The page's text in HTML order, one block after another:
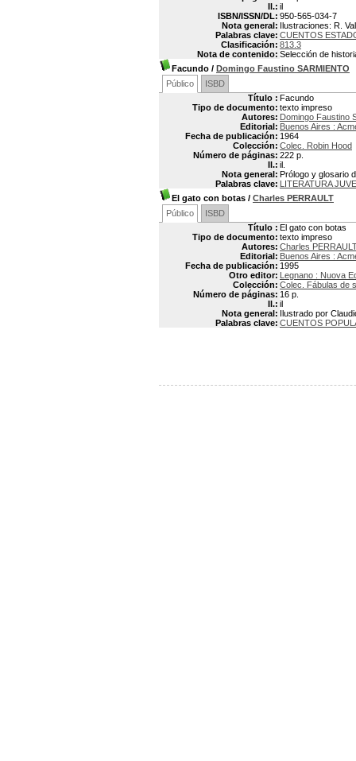
Il.: il
ISBN/ISSN/DL: 950-565-034-7
Nota general: Ilustraciones: R.
Palabras clave: CUENTOS
Clasificación: 813.3
Nota de contenido: Selección de
Facundo / Domingo Faustino SARMIENTO
Público
ISBD
Título : Facundo
Tipo de documento: texto impreso
Autores: Domingo Faustino
Editorial: Buenos Aires :
Fecha de publicación: 1964
Colección: Colec. Robin Hood
Número de páginas: 222 p.
Il.: il.
Nota general: Prólogo y glosario
Palabras clave: LITERATURA
El gato con botas / Charles PERRAULT
Público
ISBD
Título : El gato con botas
Tipo de documento: texto impreso
Autores: Charles
Editorial: Buenos Aires :
Fecha de publicación: 1995
Otro editor: Legnano : Nuova
Colección: Colec. Fábulas de
Número de páginas: 16 p.
Il.: il
Nota general: Ilustrado por
Palabras clave: CUENTOS